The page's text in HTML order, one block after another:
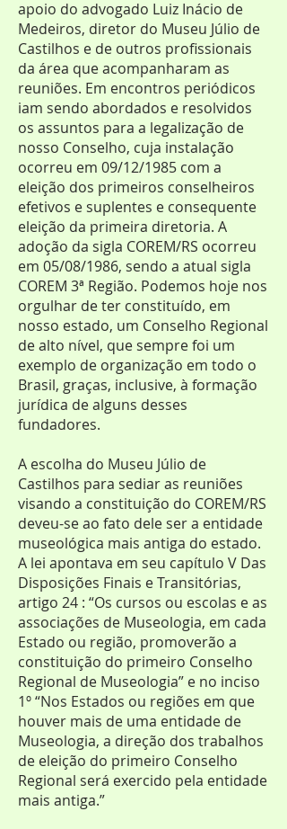
apoio do advogado Luiz Inácio de
Medeiros, diretor do Museu Júlio de
Castilhos e de outros profissionais
da área que acompanharam as
reuniões. Em encontros periódicos
iam sendo abordados e resolvidos
os assuntos para a legalização de
nosso Conselho, cuja instalação
ocorreu em 09/12/1985 com a
eleição dos primeiros conselheiros
efetivos e suplentes e consequente
eleição da primeira diretoria. A
adoção da sigla COREM/RS ocorreu
em 05/08/1986, sendo a atual sigla
COREM 3ª Região. Podemos hoje nos
orgulhar de ter constituído, em
nosso estado, um Conselho Regional
de alto nível, que sempre foi um
exemplo de organização em todo o
Brasil, graças, inclusive, à formação
jurídica de alguns desses
fundadores.
A escolha do Museu Júlio de
Castilhos para sediar as reuniões
visando a constituição do COREM/RS
deveu-se ao fato dele ser a entidade
museológica mais antiga do estado.
A lei apontava em seu capítulo V Das
Disposições Finais e Transitórias,
artigo 24 : “Os cursos ou escolas e as
associações de Museologia, em cada
Estado ou região, promoverão a
constituição do primeiro Conselho
Regional de Museologia” e no inciso
1º “Nos Estados ou regiões em que
houver mais de uma entidade de
Museologia, a direção dos trabalhos
de eleição do primeiro Conselho
Regional será exercido pela entidade
mais antiga.”